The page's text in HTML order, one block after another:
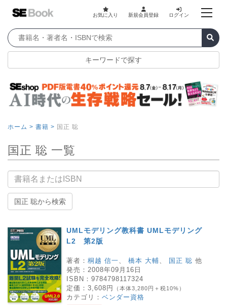
お気に入り 新規会員登録 ログイン
キーワードで探す
ホーム > 書籍 > 国正 聡
国正 聡 一覧
書籍名
国正 聡から検索
UMLモデリング教科書 UMLモデリング
L2 第2版
著者： 桐越 信一 橋本 大輔 国正 聡 他
発売： 2008年09月16日
ISBN： 9784798117324
定価： 3,608円 （本体3,280円＋税10%）
カテゴリ： ベンダー資格